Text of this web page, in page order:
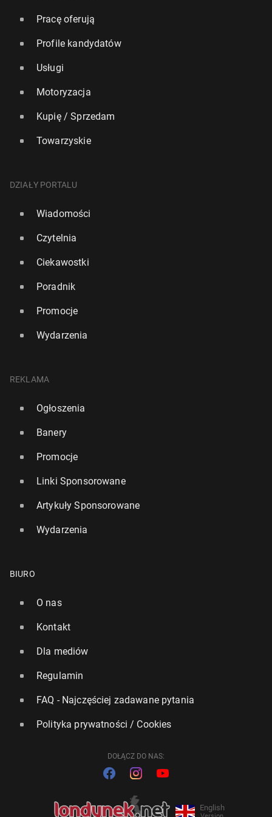
Pracę oferują
Profile kandydatów
Usługi
Motoryzacja
Kupię / Sprzedam
Towarzyskie
DZIAŁY PORTALU
Wiadomości
Czytelnia
Ciekawostki
Poradnik
Promocje
Wydarzenia
REKLAMA
Ogłoszenia
Banery
Promocje
Linki Sponsorowane
Artykuły Sponsorowane
Wydarzenia
BIURO
O nas
Kontakt
Dla mediów
Regulamin
FAQ - Najczęściej zadawane pytania
Polityka prywatności / Cookies
DOŁĄCZ DO NAS:
English